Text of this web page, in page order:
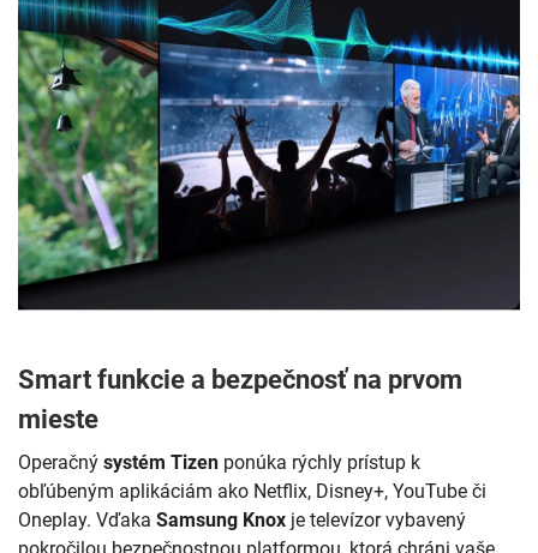
Smart funkcie a bezpečnosť na prvom
mieste
Operačný systém Tizen ponúka rýchly prístup k
obľúbeným aplikáciám ako Netflix, Disney+, YouTube či
Oneplay. Vďaka Samsung Knox je televízor vybavený